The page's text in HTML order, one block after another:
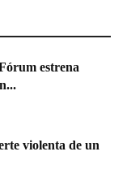
estrena
violenta de un